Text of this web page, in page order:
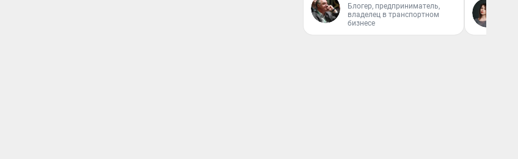
Блогер, предприниматель,
владелец в транспортном
бизнесе